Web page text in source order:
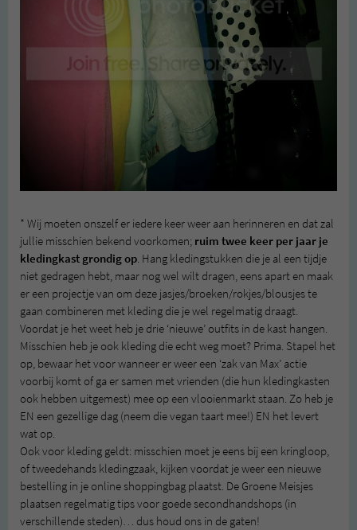
* Wij moeten onszelf er iedere keer weer aan herinneren en dat zal
jullie misschien bekend voorkomen; ruim twee keer per jaar je
kledingkast grondig op. Hang kledingstukken die je al een tijdje
niet gedragen hebt, maar nog wel wilt dragen, eens apart en maak
er een projectje van om deze jasjes/broeken/rokjes/blousjes te
gaan combineren met kleding die je wel regelmatig draagt.
Voordat je het weet heb je drie ‘nieuwe’ outfits in de kast hangen.
Misschien heb je ook kleding die echt weg moet? Prima. Stapel het
op, bewaar het voor wanneer er weer een ‘zak van Max’ actie
voorbij komt of ga er samen met vrienden (die hun kledingkasten
ook hebben uitgemest) mee op een vlooienmarkt staan. Zo heb je
EN een gezellige dag (neem die vegan taart mee!) EN het levert
wat op.
Ook voor kleding geldt: misschien moet je eens bij een kringloop,
of tweedehands kledingzaak, kijken voordat je weer een nieuwe
bestelling in je online shoppingbag plaatst. De Groene Meisjes
plaatsen regelmatig tips voor goede secondhandshops (in
verschillende steden)… dus houd ons in de gaten!